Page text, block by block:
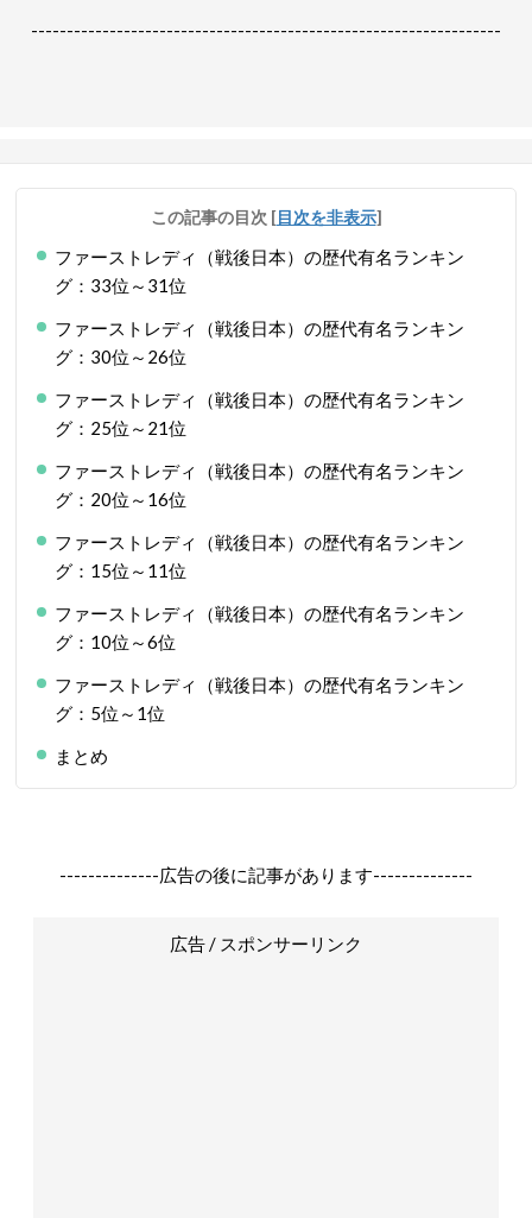
------------------------------------------------------------------
この記事の目次 [目次を非表示]
ファーストレディ（戦後日本）の歴代有名ランキン
グ：33位～31位
ファーストレディ（戦後日本）の歴代有名ランキン
グ：30位～26位
ファーストレディ（戦後日本）の歴代有名ランキン
グ：25位～21位
ファーストレディ（戦後日本）の歴代有名ランキン
グ：20位～16位
ファーストレディ（戦後日本）の歴代有名ランキン
グ：15位～11位
ファーストレディ（戦後日本）の歴代有名ランキン
グ：10位～6位
ファーストレディ（戦後日本）の歴代有名ランキン
グ：5位～1位
まとめ
--------------広告の後に記事があります--------------
広告 / スポンサーリンク